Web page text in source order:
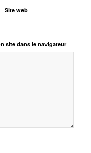
Site web
site dans le navigateur